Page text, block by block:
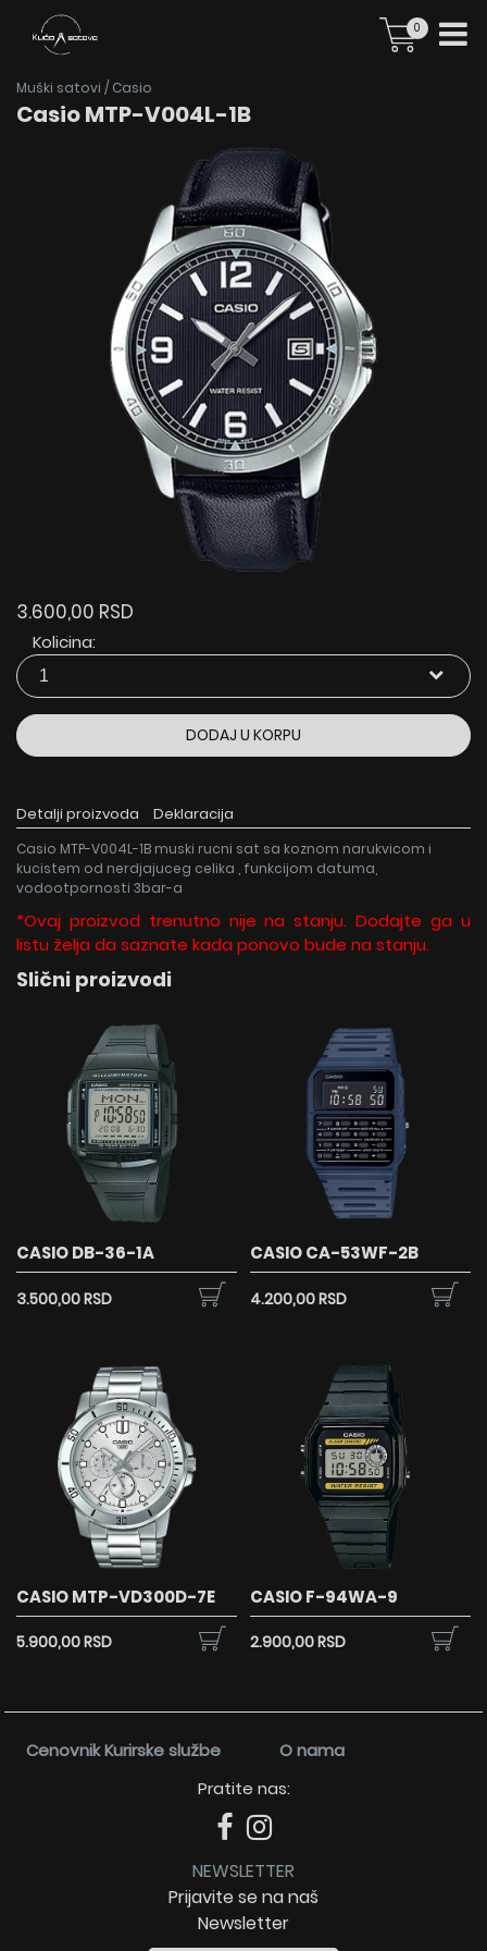
0
Muški satovi / Casio
Casio MTP-V004L-1B
3.600,00 RSD
Kolicina:
DODAJ U KORPU
Detalji proizvoda Deklaracija
Casio MTP-V004L-1B muski rucni sat sa koznom narukvicom i
kucistem od nerdjajuceg celika , funkcijom datuma,
vodootpornosti 3bar-a
*Ovaj proizvod trenutno nije na stanju. Dodajte ga u
listu želja da saznate kada ponovo bude na stanju.
Slični proizvodi
CASIO DB-36-1A
3.500,00 RSD
CASIO CA-53WF-2B
4.200,00 RSD
CASIO MTP-VD300D-7E
5.900,00 RSD
CASIO F-94WA-9
2.900,00 RSD
Cenovnik Kurirske službe
O nama
Pratite nas:
NEWSLETTER
Prijavite se na naš
Newsletter